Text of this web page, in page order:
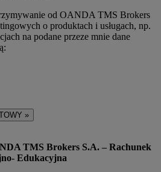
od OANDA TMS Brokers
o produktach i usługach, np.
na podane przeze mnie dane
»
TMS Brokers S.A. – Rachunek
Edukacyjna